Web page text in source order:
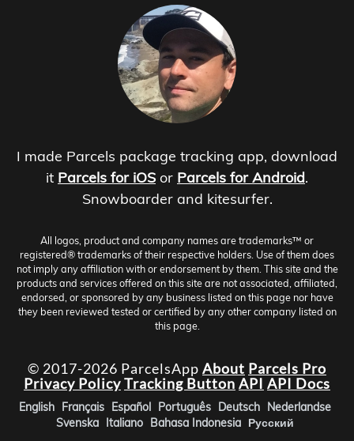
I made Parcels package tracking app, download
it Parcels for iOS or Parcels for Android.
Snowboarder and kitesurfer.
All logos, product and company names are trademarks™ or
registered® trademarks of their respective holders. Use of them does
not imply any affiliation with or endorsement by them. This site and the
products and services offered on this site are not associated, affiliated,
endorsed, or sponsored by any business listed on this page nor have
they been reviewed tested or certified by any other company listed on
this page.
© 2017-2026 ParcelsApp About Parcels Pro
Privacy PolicyTracking Button API API Docs
English Français Español Português Deutsch Nederlandse
Svenska Italiano Bahasa Indonesia Русский